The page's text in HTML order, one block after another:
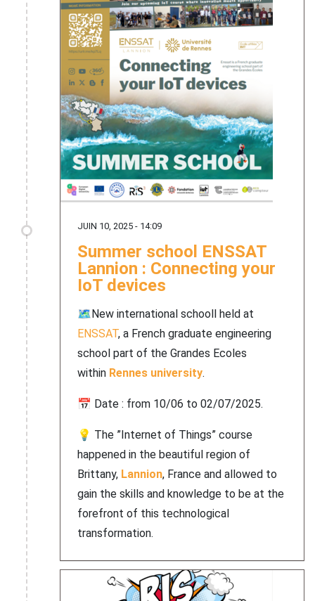
JUIN 10, 2025 - 14:09
Summer school ENSSAT
Lannion : Connecting your
IoT devices
🗺️New international schooll held at
ENSSAT, a French graduate engineering
school part of the Grandes Ecoles
within Rennes university.
📅 Date : from 10/06 to 02/07/2025.
💡 The ”Internet of Things” course
happened in the beautiful region of
Brittany, Lannion, France and allowed to
gain the skills and knowledge to be at the
forefront of this technological
transformation.